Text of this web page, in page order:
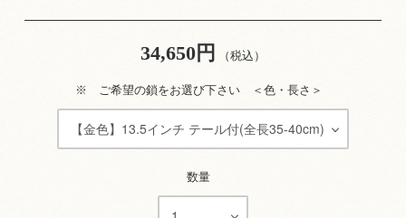
34,650円 （税込）
※ ご希望の鎖をお選び下さい ＜色・長さ＞
数量